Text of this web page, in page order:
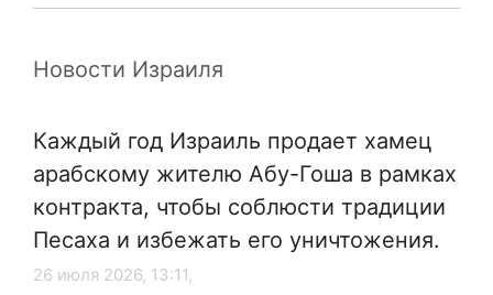
Новости Израиля
Каждый год Израиль продает хамец
арабскому жителю Абу-Гоша в рамках
контракта, чтобы соблюсти традиции
Песаха и избежать его уничтожения.
26 июля 2026, 13:11,